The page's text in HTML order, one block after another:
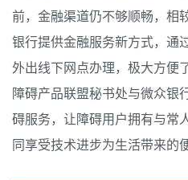
前，金融渠道仍不够顺畅，相
银行提供金融服务新方式，通
外出线下网点办理，极大方便
障碍产品联盟秘书处与微众银
碍服务，让障碍用户拥有与常
同享受技术进步为生活带来的